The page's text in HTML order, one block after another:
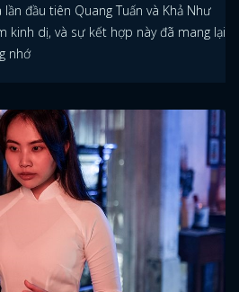
đầu tiên Quang Tuấn và Khả Như
dị, và sự kết hợp này đã mang lại
nhớ